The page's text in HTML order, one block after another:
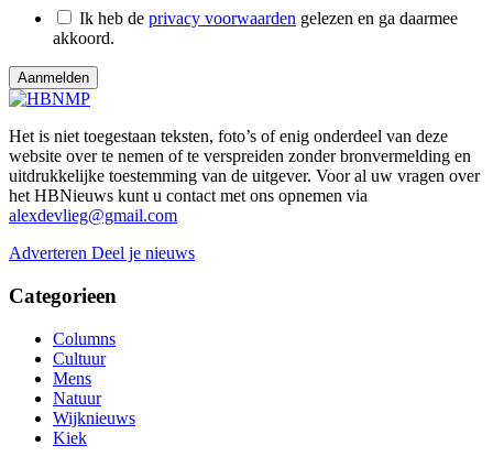
Ik heb de privacy voorwaarden gelezen en ga daarmee
akkoord.
Het is niet toegestaan teksten, foto’s of enig onderdeel van deze
website over te nemen of te verspreiden zonder bronvermelding en
uitdrukkelijke toestemming van de uitgever. Voor al uw vragen over
het HBNieuws kunt u contact met ons opnemen via
alexdevlieg@gmail.com
Adverteren Deel je nieuws
Categorieen
Columns
Cultuur
Mens
Natuur
Wijknieuws
Kiek